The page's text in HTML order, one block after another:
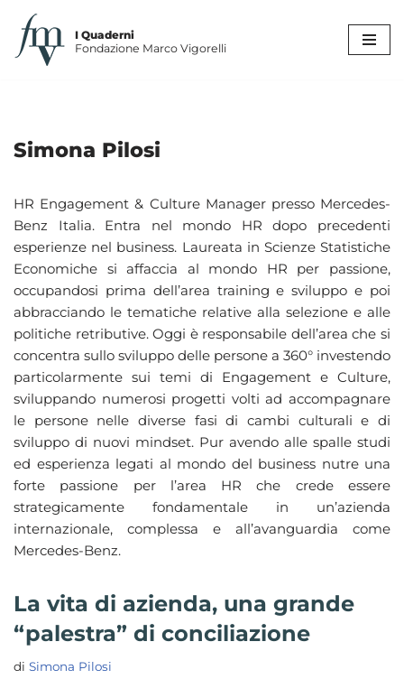
Vai
I Quaderni
Fondazione Marco Vigorelli
Simona Pilosi
HR Engagement & Culture Manager presso Mercedes-
Benz Italia. Entra nel mondo HR dopo precedenti
esperienze nel business. Laureata in Scienze Statistiche
Economiche si affaccia al mondo HR per passione,
occupandosi prima dell’area training e sviluppo e poi
abbracciando le tematiche relative alla selezione e alle
politiche retributive. Oggi è responsabile dell’area che si
concentra sullo sviluppo delle persone a 360° investendo
particolarmente sui temi di Engagement e Culture,
sviluppando numerosi progetti volti ad accompagnare
le persone nelle diverse fasi di cambi culturali e di
sviluppo di nuovi mindset. Pur avendo alle spalle studi
ed esperienza legati al mondo del business nutre una
forte passione per l’area HR che crede essere
strategicamente fondamentale in un’azienda
internazionale, complessa e all’avanguardia come
Mercedes-Benz.
La vita di azienda, una grande
“palestra” di conciliazione
di Simona Pilosi